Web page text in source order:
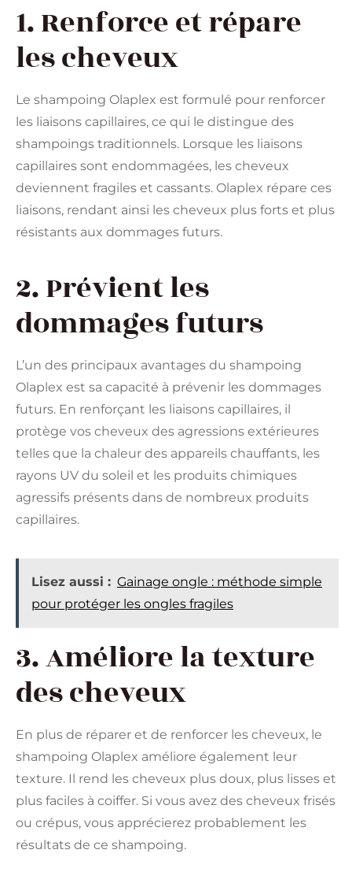
1. Renforce et répare
les cheveux
Le shampoing Olaplex est formulé pour renforcer
les liaisons capillaires, ce qui le distingue des
shampoings traditionnels. Lorsque les liaisons
capillaires sont endommagées, les cheveux
deviennent fragiles et cassants. Olaplex répare ces
liaisons, rendant ainsi les cheveux plus forts et plus
résistants aux dommages futurs.
2. Prévient les
dommages futurs
L’un des principaux avantages du shampoing
Olaplex est sa capacité à prévenir les dommages
futurs. En renforçant les liaisons capillaires, il
protège vos cheveux des agressions extérieures
telles que la chaleur des appareils chauffants, les
rayons UV du soleil et les produits chimiques
agressifs présents dans de nombreux produits
capillaires.
Lisez aussi : Gainage ongle : méthode simple
pour protéger les ongles fragiles
3. Améliore la texture
des cheveux
En plus de réparer et de renforcer les cheveux, le
shampoing Olaplex améliore également leur
texture. Il rend les cheveux plus doux, plus lisses et
plus faciles à coiffer. Si vous avez des cheveux frisés
ou crépus, vous apprécierez probablement les
résultats de ce shampoing.